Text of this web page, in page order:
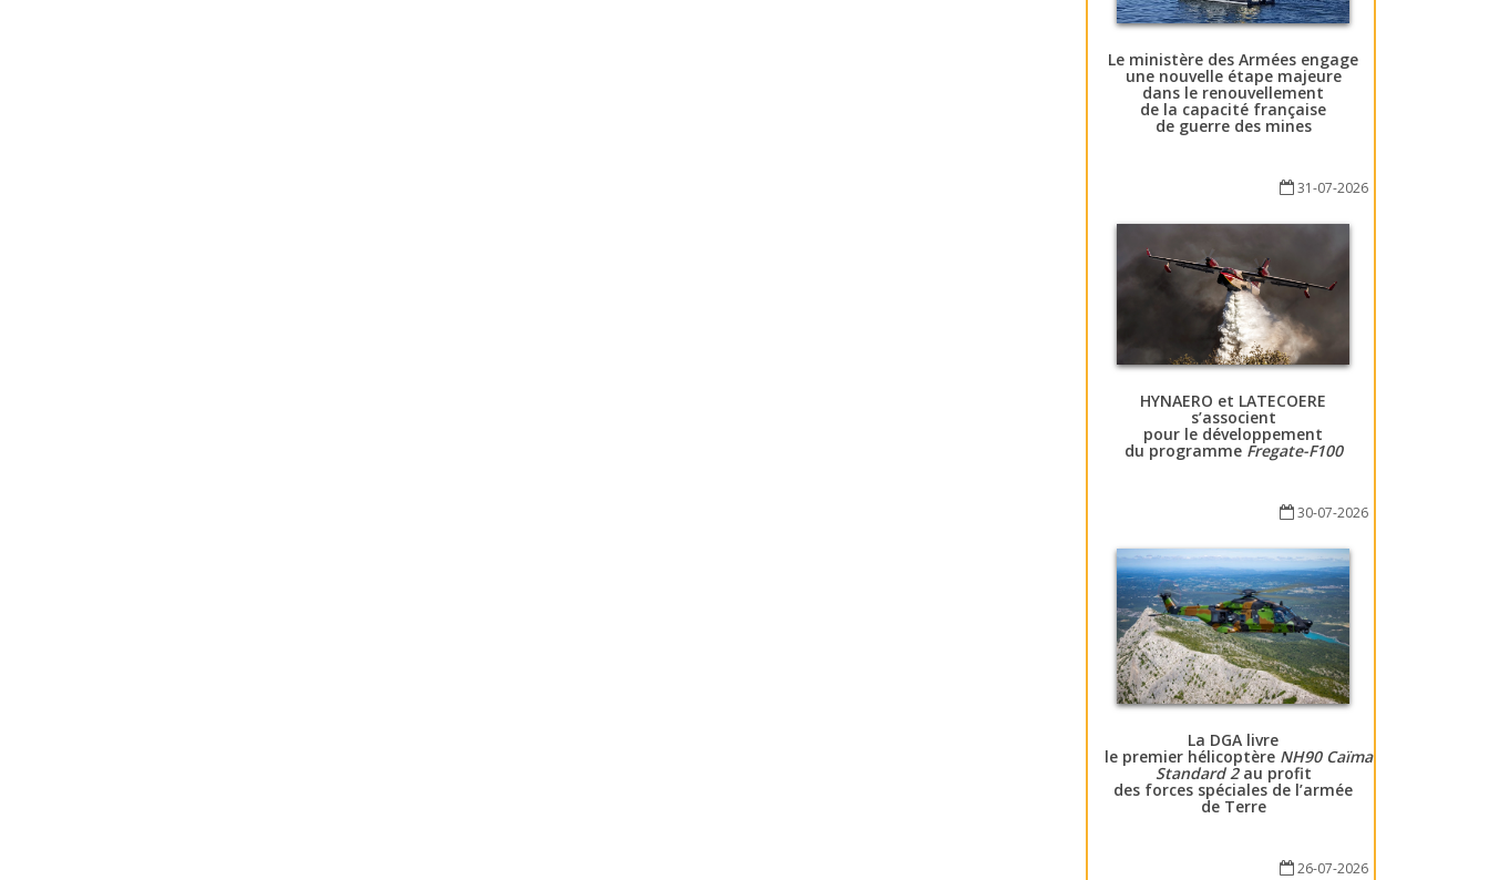
Le ministère des Armées engage
une nouvelle étape majeure
dans le renouvellement
de la capacité française
de guerre des mines
31-07-2026
HYNAERO et LATECOERE
s’associent
pour le développement
du programme Fregate-F100
30-07-2026
La DGA livre
le premier hélicoptère NH90 Caïman
Standard 2au profit
des forces spéciales de l’armée
de Terre
26-07-2026